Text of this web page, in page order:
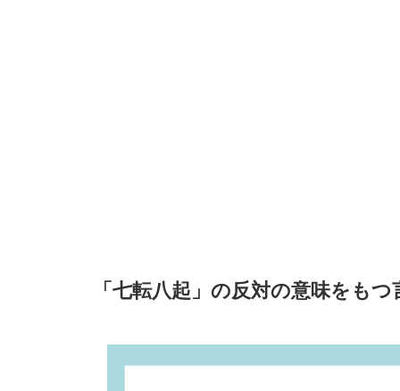
「七転八起」の反対の意味をもつ